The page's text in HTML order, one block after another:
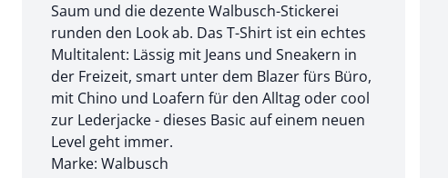
Saum und die dezente Walbusch-Stickerei
runden den Look ab. Das T-Shirt ist ein echtes
Multitalent: Lässig mit Jeans und Sneakern in
der Freizeit, smart unter dem Blazer fürs Büro,
mit Chino und Loafern für den Alltag oder cool
zur Lederjacke - dieses Basic auf einem neuen
Level geht immer.
Marke: Walbusch